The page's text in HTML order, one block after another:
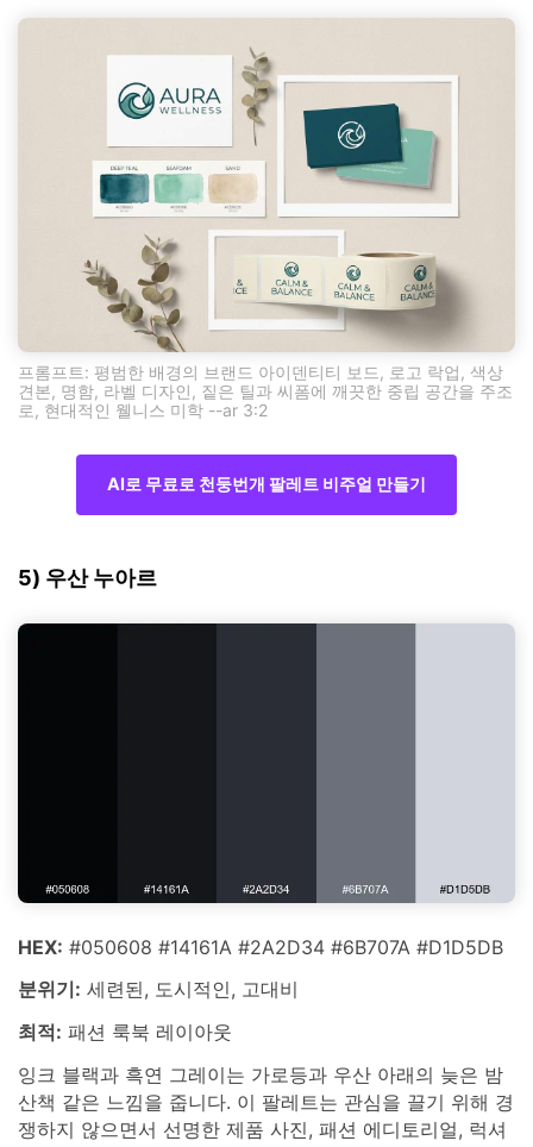
프롬프트: 평범한 배경의 브랜드 아이덴티티 보드, 로고 락업, 색상
견본, 명함, 라벨 디자인, 짙은 틸과 씨폼에 깨끗한 중립 공간을 주조
로, 현대적인 웰니스 미학 --ar 3:2
AI로 무료로 천둥번개 팔레트 비주얼 만들기
5) 우산 누아르
HEX: #050608 #14161A #2A2D34 #6B707A #D1D5DB
분위기: 세련된, 도시적인, 고대비
최적: 패션 룩북 레이아웃
잉크 블랙과 흑연 그레이는 가로등과 우산 아래의 늦은 밤
산책 같은 느낌을 줍니다. 이 팔레트는 관심을 끌기 위해 경
쟁하지 않으면서 선명한 제품 사진, 패션 에디토리얼, 럭셔